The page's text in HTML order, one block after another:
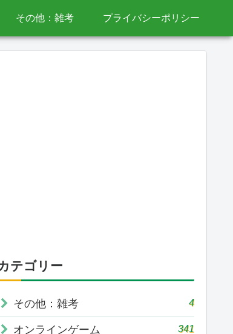
その他：雑考 プライバシーポリシー
テゴリー
その他：雑考 4
オンラインゲーム 341